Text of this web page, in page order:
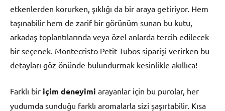
etkenlerden korurken, şıklığı da bir araya getiriyor. Hem
taşınabilir hem de zarif bir görünüm sunan bu kutu,
arkadaş toplantılarında veya özel anlarda tercih edilecek
bir seçenek. Montecristo Petit Tubos siparişi verirken bu
detayları göz önünde bulundurmak kesinlikle akıllıca!
Farklı bir içim deneyimi arayanlar için bu purolar, her
yudumda sunduğu farklı aromalarla sizi şaşırtabilir. Kısa